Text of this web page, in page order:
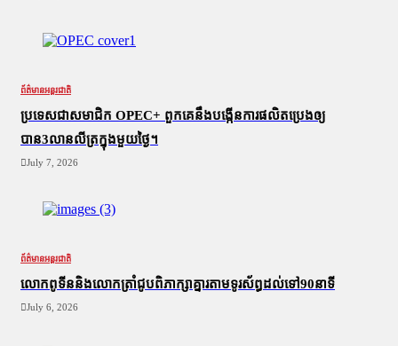
ព័ត៌មានអន្តរជាតិ
ប្រទេសជាសមាជិក OPEC+​ ពួកគេនឹងបង្កើនការផលិតប្រេងឲ្យ
បាន3លានលីត្រក្នុងមួយថ្ងៃ។
July 7, 2026
ព័ត៌មានអន្តរជាតិ
លោកពូទីននិងលោកត្រាំជូបពិភាក្សាគ្នារតាមទូរស័ព្ធដល់ទៅ90នាទី
July 6, 2026